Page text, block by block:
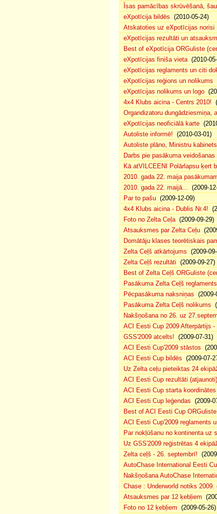
Īsas pamācības skrūvēšanā,
eXpotīcija bildēs (2010-05-24)
Atskatoties uz eXpotīcijas norisi
eXpotīcijas rezultāti un
Best of eXpotīcija ORGuliste
eXpotīcijas finiša vieta(2010-
eXpotīcijas reglaments un citi
eXpotīcijas reģions un nolikums
eXpotīcijas nolikums un logo
4x4 Klubs aicina - Centrs 2010!
Organdizatoru dungādziesmiņa,
eXpotīcijas neoficiālā karte
Autoliste informē! (2010-03-01)
Autoliste plāno, Ministru
Darbs pie pasākuma
Kā atVILCEENI Polārlapsu ķert
2010. gada 22. maija
2010. gada 22. maijā... (2009-
Par to pašu (2009-12-09)
4x4 Klubs aicina - Dublis Nr.4!
Foto no Zelta Ceļa(2009-09-29)
Atsauksmes par Zelta Ceļu
Domātāju klases teorētiskais
Zelta Ceļš atkārtojums (2009-
Zelta Ceļš rezultāti (2009-09-27)
Best of Zelta Ceļš ORGuliste
Pasākuma Zelta Ceļš reglaments
Pēcpasākuma naksniņas (2009-
Pasākuma Zelta Ceļš nolikums
Nakšņošana no 26. uz
ACI Eesti Cup 2009 Afterpārtijs -
GSS'2009 atcelts! (2009-07-31)
ACI Eesti Cup'2009 stāstos
ACI Eesti Cup bildēs (2009-07-
Uz Zelta ceļu pieteiktas 24
ACI Eesti Cup rezultāti (atjaunoti)
ACI Eesti Cup starta koordinātes
ACI Eesti Cup leģendas (2009-
Best of ACI Eesti Cup
ACI Eesti Cup'2009 reglaments
Par nokļūšanu no kontinenta uz
Uz GSS'2009 reģistrētas 4
Zelta ceļš - 26. septembrī!
AutoChase International Eesti
Nakšņošana AutoChase
Chase : Underworld notiks 2009.
Atsauksmes par 12 ķebļiem
Foto no 12 ķebļiem (2009-05-26)